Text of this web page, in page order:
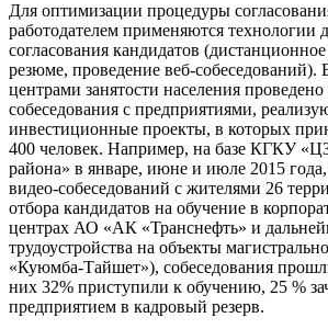
Для оптимизации процедуры
работодателем применяются технологии
согласования кандидатов
резюме, проведение веб-собеседований).
центрами занятости населения проведено
собеседования с предприятиями,
инвестиционные проекты, в которых
400 человек. Например, на базе КГКУ
района» в январе, июне и июле 2015 года,
видео-собеседований с жителями 26
отбора кандидатов на обучение в
центрах АО «АК «Транснефть» и
трудоустройства на объекты
«Куюмба-Тайшет»), собеседования
них 32% приступили к обучению, 25 %
предприятием в кадровый резерв.